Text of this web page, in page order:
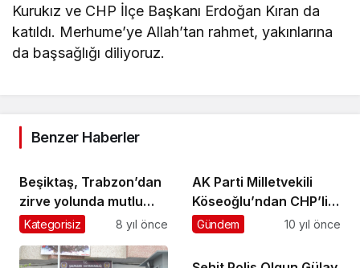
Kurukız ve CHP İlçe Başkanı Erdoğan Kıran da
katıldı. Merhume’ye Allah’tan rahmet, yakınlarına
da başsağlığı diliyoruz.
Benzer Haberler
Beşiktaş, Trabzon’dan
zirve yolunda mutlu
döndü
Kategorisiz 8 yıl önce
AK Parti Milletvekili
Köseoğlu’ndan CHP’li
Pekşen’e sert sözler :
halkın oyuyla gider
Gündem 10 yıl önce